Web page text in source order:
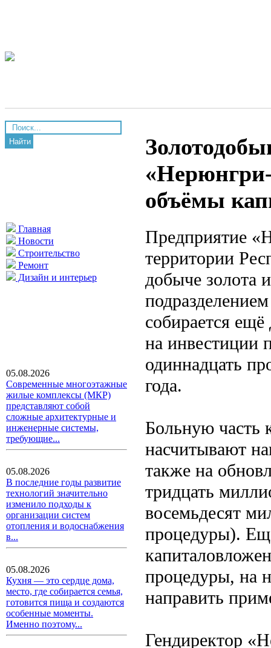
Найти
Главная
Новости
Строительство
Ремонт
Дизайн и интерьер
05.08.2026
Современные многоэтажные
жилые комплексы (МКР)
представляют собой
сложные архитектурные и
инженерные системы,
требующие...
05.08.2026
В последние годы развитие
технологий значительно
изменило подходы к
организации систем
отопления и водоснабжения
в...
05.08.2026
Кухня — это сердце дома,
место, где собирается семья,
готовится пища и создаются
особенные моменты.
Именно поэтому...
объёмы
Предприятие
территории
добыче золота
собирается
на инвестиции
одиннадцать
года.
Больную часть
насчитывают
также на
тридцать
восемьдесят
процедуры).
процедуры, на
направить
Гендиректор